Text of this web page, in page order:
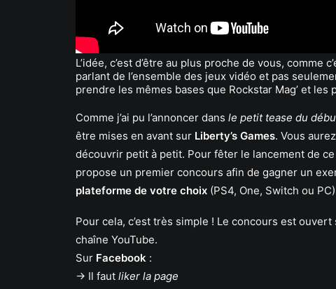
L’idée, c’est d’être au plus proche de vous, comme
parlant de l’ensemble des jeux vidéo et pas
prendre les mêmes bases que Rockstar Mag’ et
Comme j’ai pu l’annoncer dans le petit tease du
être mises en avant sur Liberty’s Games. Vous
découvrir petit à petit. Pour fêter le lancement de
propose un premier concours afin de gagner un
plateforme de votre choix (PS4, One, Switch ou
Pour cela, c’est très simple ! Le concours est
chaîne YouTube.
Sur Facebook :
-> Il faut liker la page